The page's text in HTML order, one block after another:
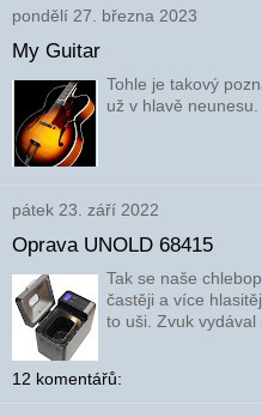
pondělí 27. března 2023
My Guitar
Tohle je takový
už v hlavě neunesu.
pátek 23. září 2022
Oprava UNOLD 68415
Tak se naše
častěji a více
to uši. Zvuk
12 komentářů: